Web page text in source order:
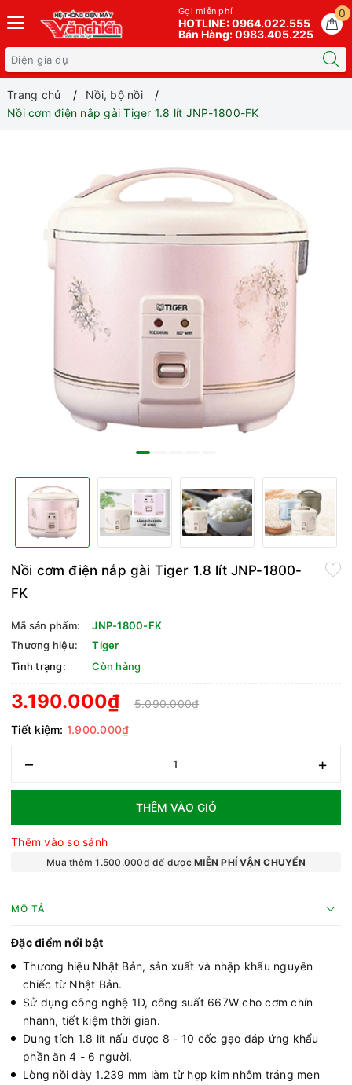
0
Gọi miễn phí
HOTLINE: 0964.022.555
Bán Hàng: 0983.405.225
Trang chủ
Nồi, bộ nồi
Nồi cơm điện nắp gài Tiger 1.8 lít JNP-1800-FK
Nồi cơm điện nắp gài Tiger 1.8 lít JNP-1800-
FK
Mã sản phẩm:
JNP-1800-FK
Thương hiệu:
Tiger
Tình trạng:
Còn hàng
3.190.000₫
5.090.000₫
Tiết kiệm: 1.900.000₫
– +
THÊM VÀO GIỎ
Thêm vào so sánh
Mua thêm 1.500.000₫ để đượcMIỄN PHÍ VẬN CHUYỂN
MÔ TẢ
Đặc điểm nổi bật
Thương hiệu Nhật Bản, sản xuất và nhập khẩu nguyên
chiếc từ Nhật Bản.
Sử dụng công nghệ 1D, công suất 667W cho cơm chín
nhanh, tiết kiệm thời gian.
Dung tích 1.8 lít nấu được 8 - 10 cốc gạo đáp ứng khẩu
phần ăn 4 - 6 người.
Lòng nồi dày 1.239 mm làm từ hợp kim nhôm tráng men